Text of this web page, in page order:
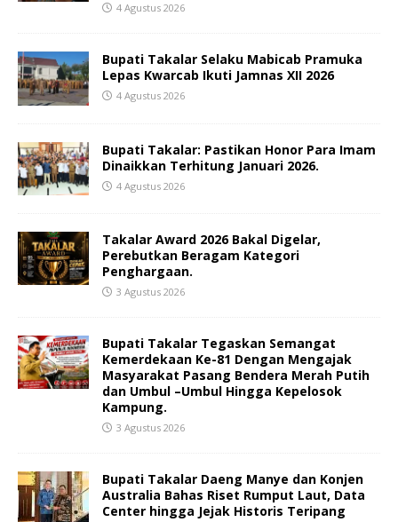
4 Agustus 2026
Bupati Takalar Selaku Mabicab Pramuka
Lepas Kwarcab Ikuti Jamnas XII 2026
4 Agustus 2026
Bupati Takalar: Pastikan Honor Para Imam
Dinaikkan Terhitung Januari 2026.
4 Agustus 2026
Takalar Award 2026 Bakal Digelar,
Perebutkan Beragam Kategori
Penghargaan.
3 Agustus 2026
Bupati Takalar Tegaskan Semangat
Kemerdekaan Ke-81 Dengan Mengajak
Masyarakat Pasang Bendera Merah Putih
dan Umbul –Umbul Hingga Kepelosok
Kampung.
3 Agustus 2026
Bupati Takalar Daeng Manye dan Konjen
Australia Bahas Riset Rumput Laut, Data
Center hingga Jejak Historis Teripang